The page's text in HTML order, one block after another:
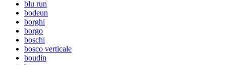
blu run
bodeun
borghi
borgo
boschi
bosco verticale
boudin